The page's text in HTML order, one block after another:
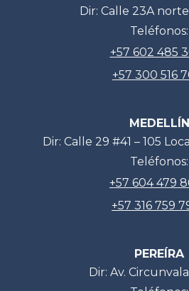
Dir: Calle 23A
Teléfonos:
+57 602 485
+57 300 516
MEDELLÍN
Dir: Calle 29 #41 – 105
Teléfonos:
+57 604 479
+57 316 759
PEREÍRA
Dir: Av.